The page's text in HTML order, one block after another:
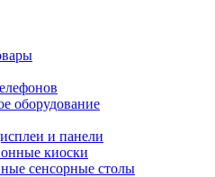
оборудование
и панели
киоски
сенсорные столы